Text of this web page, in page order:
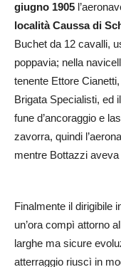
giugno 1905
località Caussa di
Buchet da 12 cavalli,
poppavia; nella
tenente Ettore
Brigata Specialisti, ed
fune d’ancoraggio e
zavorra, quindi
mentre Bottazzi aveva
Finalmente il dirigibile
un’ora compì attorno
larghe ma sicure
atterraggio riuscì in